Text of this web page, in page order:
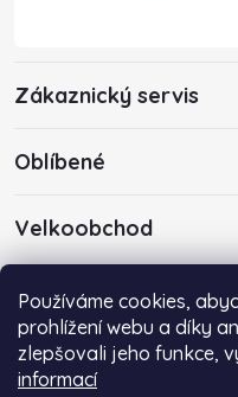
Používáme cookies,
prohlížení webu a díky
zlepšovali jeho funkce,
informací
Zákaznický servis
Oblíbené
Velkoobchod
poptávkou emailem na